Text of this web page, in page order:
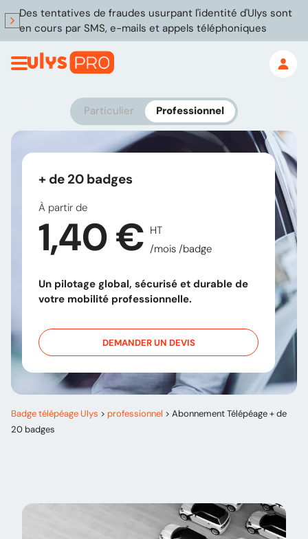
Des tentatives de fraudes usurpant l'identité d'Ulys sont
en cours par SMS, e-mails et appels téléphoniques
Particulier Professionnel
+ de 20 badges
À partir de
1,40 € HT
/mois /badge
Un pilotage global, sécurisé et durable de
votre mobilité professionnelle.
DEMANDER UN DEVIS
Badge télépéage Ulys > professionnel > Abonnement Télépéage + de
20 badges